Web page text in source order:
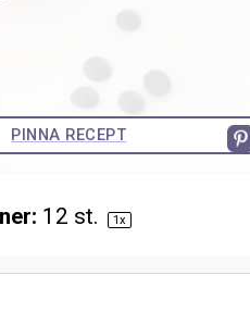
PINNA RECEPT
12 st. 1x